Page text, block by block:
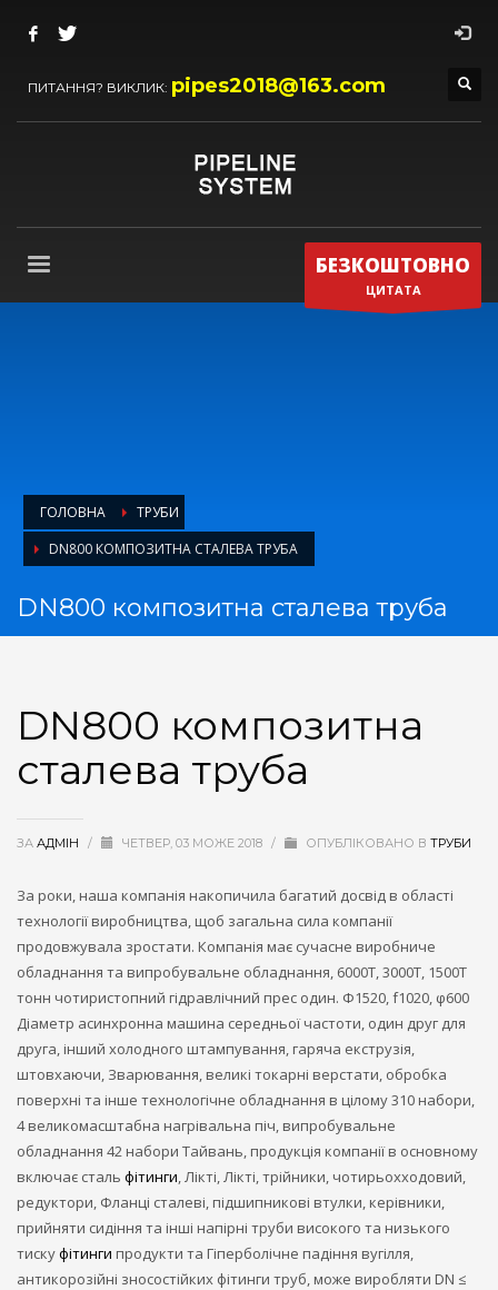
ПИТАННЯ? ВИКЛИК: pipes2018@163.com
БЕЗКОШТОВНО
ЦИТАТА
ГОЛОВНА
ТРУБИ
DN800 КОМПОЗИТНА СТАЛЕВА ТРУБА
DN800 композитна сталева труба
DN800 композитна
сталева труба
ЗА АДМІН / ЧЕТВЕР, 03 МОЖЕ 2018 / ОПУБЛІКОВАНО В ТРУБИ
За роки, наша компанія накопичила багатий досвід в області
технології виробництва, щоб загальна сила компанії
продовжувала зростати. Компанія має сучасне виробниче
обладнання та випробувальне обладнання, 6000Т, 3000Т, 1500Т
тонн чотиристопний гідравлічний прес один. Φ1520, f1020, φ600
Діаметр асинхронна машина середньої частоти, один друг для
друга, інший холодного штампування, гаряча екструзія,
штовхаючи, Зварювання, великі токарні верстати, обробка
поверхні та інше технологічне обладнання в цілому 310 набори,
4 великомасштабна нагрівальна піч, випробувальне
обладнання 42 набори Тайвань, продукція компанії в основному
включає сталь фітинги, Лікті, Лікті, трійники, чотирьохходовий,
редуктори, Фланці сталеві, підшипникові втулки, керівники,
прийняти сидіння та інші напірні труби високого та низького
тискуфітинги продукти та Гіперболічне падіння вугілля,
антикорозійні зносостійких фітинги труб, може виробляти DN ≤